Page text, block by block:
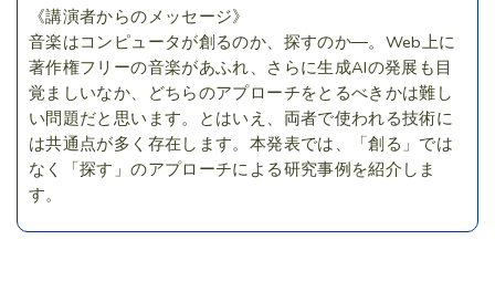
《講演者からのメッセージ》
音楽はコンピュータが創るのか、探すのか―。Web上に
著作権フリーの音楽があふれ、さらに生成AIの発展も目
覚ましいなか、どちらのアプローチをとるべきかは難し
い問題だと思います。とはいえ、両者で使われる技術に
は共通点が多く存在します。本発表では、「創る」では
なく「探す」のアプローチによる研究事例を紹介しま
す。